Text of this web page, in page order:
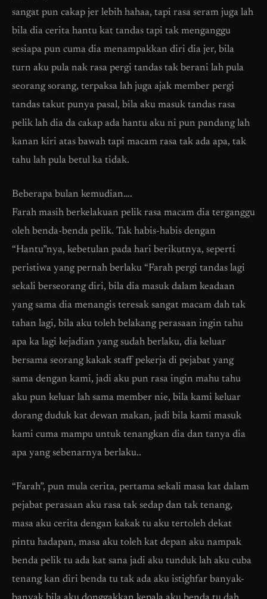
sangat pun cakap jer lebih hahaa, tapi rasa seram juga lah
bila dia cerita hantu kat tandas tapi tak menganggu
sesiapa pun cuma dia menampakkan diri dia jer, bila
turn aku pula nak rasa pergi tandas tak berani lah pula
seorang sorang, terpaksa lah juga ajak member pergi
tandas takut punya pasal, bila aku masuk tandas rasa
pelik lah dia da cakap ada hantu aku ni pun pandang lah
kanan kiri atas bawah tapi macam rasa tak ada apa, tak
tahu lah pula betul ka tidak.
Beberapa bulan kemudian….
Farah masih berkelakuan pelik rasa macam dia terganggu
oleh benda-benda pelik. Tak habis-habis dengan
“Hantu”nya, kebetulan pada hari berikutnya, seperti
peristiwa yang pernah berlaku “Farah pergi tandas lagi
sekali berseorang diri, bila dia masuk dalam keadaan
yang sama dia menangis teresak sangat macam dah tak
tahan lagi, bila aku toleh belakang perasaan ingin tahu
apa ka lagi kejadian yang sudah berlaku, dia keluar
bersama seorang kakak staff pekerja di pejabat yang
sama dengan kami, jadi aku pun rasa ingin mahu tahu
aku pun keluar lah sama member nie, bila kami keluar
dorang duduk kat dewan makan, jadi bila kami masuk
kami cuma mampu untuk tenangkan dia dan tanya dia
apa yang sebenarnya berlaku..
“Farah”, pun mula cerita, pertama sekali masa kat dalam
pejabat perasaan aku rasa tak sedap dan tak tenang,
masa aku cerita dengan kakak tu aku tertoleh dekat
pintu hadapan, masa aku toleh kat depan aku nampak
benda pelik tu ada kat sana jadi aku tunduk lah aku cuba
tenang kan diri benda tu tak ada aku istighfar banyak-